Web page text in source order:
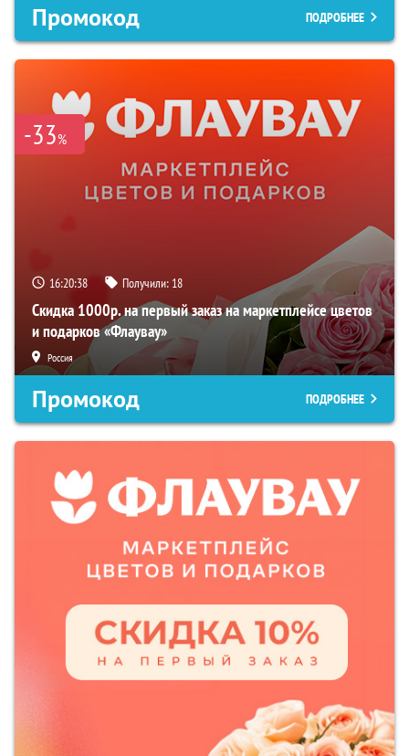
Промокод ПОДРОБНЕЕ
-33%
16:20:37 Получили: 18
Скидка 1000р. на первый заказ на маркетплейсе цветов
и подарков «Флаувау»
Россия
Промокод ПОДРОБНЕЕ